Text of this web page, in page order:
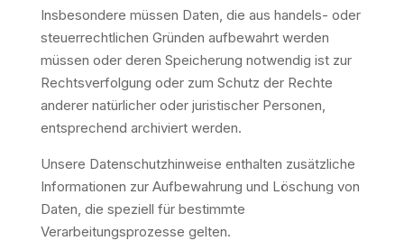
Insbesondere müssen Daten, die aus handels- oder
steuerrechtlichen Gründen aufbewahrt werden
müssen oder deren Speicherung notwendig ist zur
Rechtsverfolgung oder zum Schutz der Rechte
anderer natürlicher oder juristischer Personen,
entsprechend archiviert werden.
Unsere Datenschutzhinweise enthalten zusätzliche
Informationen zur Aufbewahrung und Löschung von
Daten, die speziell für bestimmte
Verarbeitungsprozesse gelten.